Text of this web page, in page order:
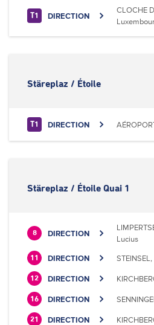
T1 DIRECTION
CLOCHE
Stäreplaz / Étoile
T1 DIRECTION
Stäreplaz / Étoile Quai 1
8 DIRECTION
Lucius
11 DIRECTION
12 DIRECTION
16 DIRECTION
21 DIRECTION